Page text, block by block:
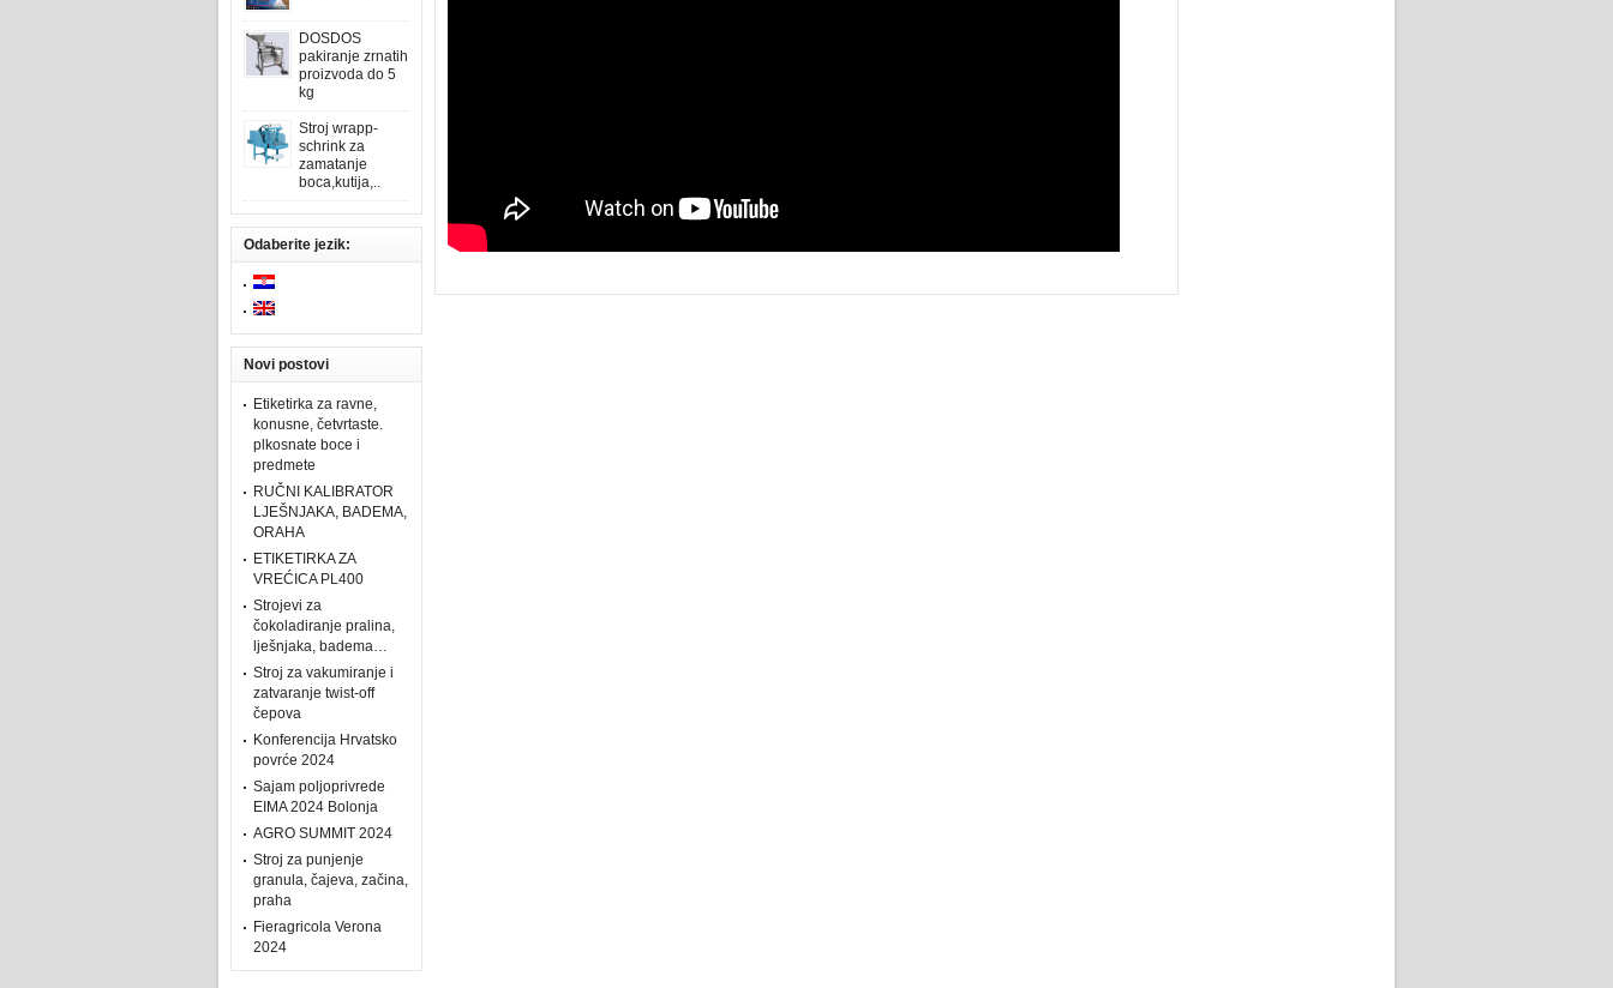
DOSDOS
pakiranje zrnatih
proizvoda do 5
kg
Stroj wrapp-
schrink za
zamatanje
boca,kutija,..
Odaberite jezik:
Novi postovi
Etiketirka za ravne,
konusne, četvrtaste.
plkosnate boce i
predmete
RUČNI KALIBRATOR
LJEŠNJAKA, BADEMA,
ORAHA
ETIKETIRKA ZA
VREĆICA PL400
Strojevi za
čokoladiranje pralina,
lješnjaka, badema…
Stroj za vakumiranje i
zatvaranje twist-off
čepova
Konferencija Hrvatsko
povrće 2024
Sajam poljoprivrede
EIMA 2024 Bolonja
AGRO SUMMIT 2024
Stroj za punjenje
granula, čajeva, začina,
praha
Fieragricola Verona
2024